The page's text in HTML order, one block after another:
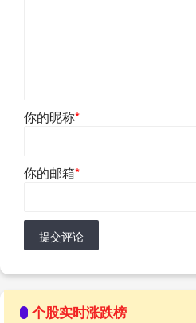
你的昵称*
你的邮箱*
提交评论
个股实时涨跌榜